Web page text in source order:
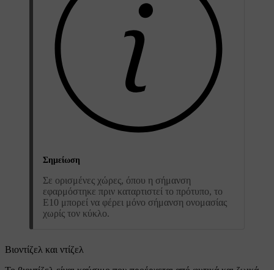
Σημείωση
Σε ορισμένες χώρες, όπου η σήμανση
εφαρμόστηκε πριν καταρτιστεί το πρότυπο, το
E10 μπορεί να φέρει μόνο σήμανση ονομασίας
χωρίς τον κύκλο.
Βιοντίζελ και ντίζελ